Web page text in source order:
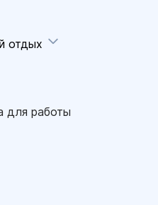
отдых
для работы